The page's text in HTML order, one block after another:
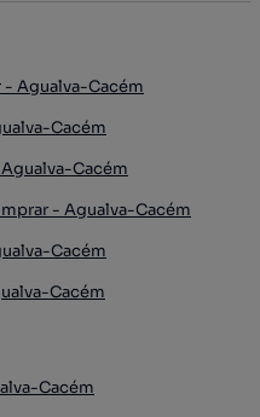
- Agualva-Cacém
Cacém
Cacém
- Agualva-Cacém
Cacém
Cacém
Cacém